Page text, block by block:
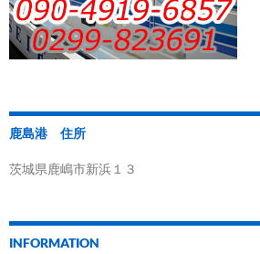
鹿島港 住所
茨城県鹿嶋市新浜１３
INFORMATION